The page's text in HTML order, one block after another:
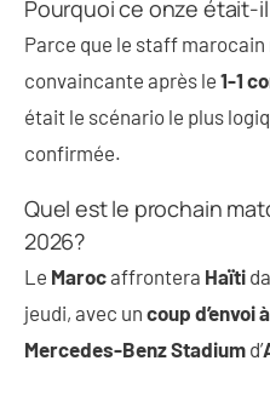
Pourquoi ce onze était-
Parce que le staff
convaincante après le 1-1
était le scénario le plus
confirmée.
Quel est le prochain
2026?
Le Marocaffrontera Haïti
jeudi, avec un coup d’envoi
Mercedes-Benz Stadium d’